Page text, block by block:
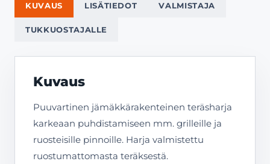
KUVAUS LISÄTIEDOT VALMISTAJA
TUKKUOSTAJALLE
Kuvaus
Puuvartinen jämäkkärakenteinen teräsharja
karkeaan puhdistamiseen mm. grilleille ja
ruosteisille pinnoille. Harja valmistettu
ruostumattomasta teräksestä.